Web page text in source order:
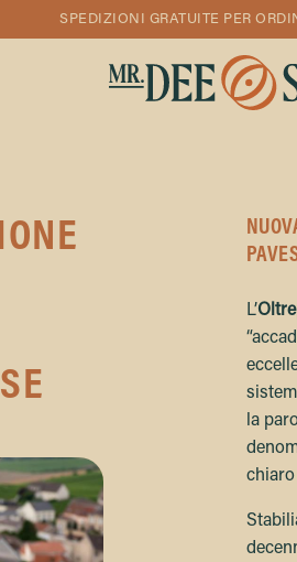
SPEDIZIONI GRATUITE PER
L’
la
chiaro